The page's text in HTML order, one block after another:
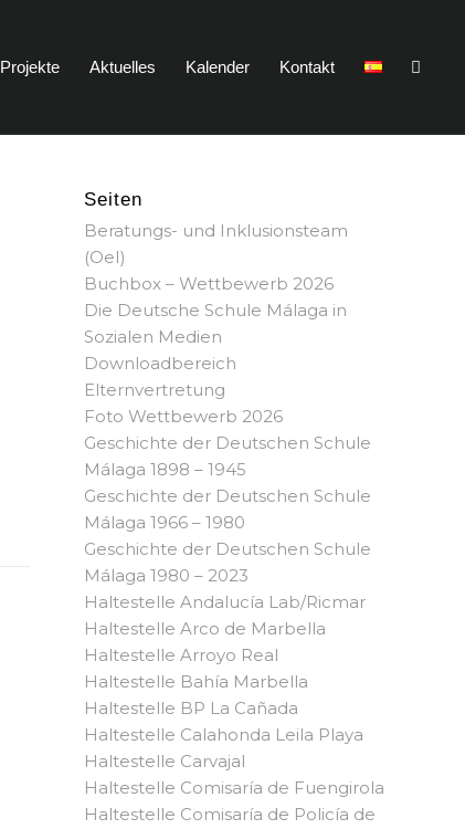
Projekte Aktuelles Kalender Kontakt
Seiten
Beratungs- und Inklusionsteam
(OeI)
Buchbox – Wettbewerb 2026
Die Deutsche Schule Málaga in
Sozialen Medien
Downloadbereich
Elternvertretung
Foto Wettbewerb 2026
Geschichte der Deutschen Schule
Málaga 1898 – 1945
Geschichte der Deutschen Schule
Málaga 1966 – 1980
Geschichte der Deutschen Schule
Málaga 1980 – 2023
Haltestelle Andalucía Lab/Ricmar
Haltestelle Arco de Marbella
Haltestelle Arroyo Real
Haltestelle Bahía Marbella
Haltestelle BP La Cañada
Haltestelle Calahonda Leila Playa
Haltestelle Carvajal
Haltestelle Comisaría de Fuengirola
Haltestelle Comisaría de Policía de